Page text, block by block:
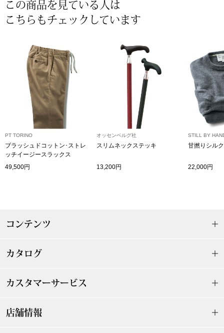
すべて見る
ス
おすすめブラ
ザ･ノース･フ
ヘリーハンセン
カンタベリー
おすすめ特集
【特集】
【特集】
この商品を見ている人は
こちらもチェックしています
PT TORINO
ブラッシュドコットン･ストレ
ッチイージースラックス
49,500円
オッセンベルグ社
スリムネックステッキ
13,200円
STILL BY
甘撚りシル
22,000円
コンテンツ
カタログ
カスタマーサービス
店舗情報